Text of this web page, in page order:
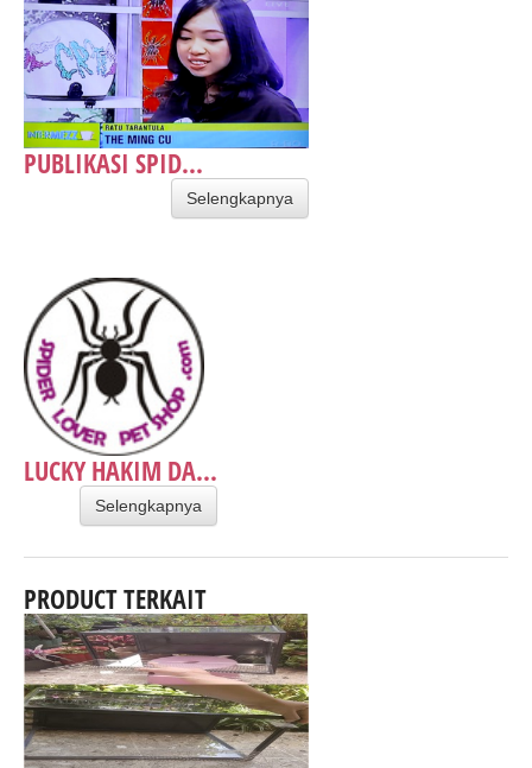
PUBLIKASI SPID...
Selengkapnya
LUCKY HAKIM DA...
Selengkapnya
PRODUCT TERKAIT